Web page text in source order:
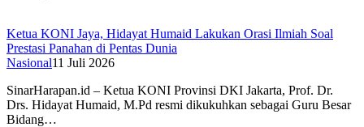
Ketua KONI Jaya, Hidayat Humaid Lakukan Orasi Ilmiah Soal
Prestasi Panahan di Pentas Dunia
Nasional11 Juli 2026
SinarHarapan.id – Ketua KONI Provinsi DKI Jakarta, Prof. Dr.
Drs. Hidayat Humaid, M.Pd resmi dikukuhkan sebagai Guru Besar
Bidang…